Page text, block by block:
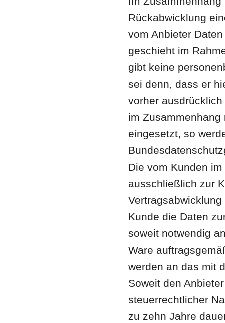
Rückabwicklung
vom Anbieter
geschieht im
gibt keine
sei denn, dass er
vorher
im
eingesetzt, so
Die vom Kunden
ausschließlich zur
Kunde die Daten
soweit notwendig
Ware
werden an das mit
Soweit den
steuerrechtlicher
zu zehn Jahre